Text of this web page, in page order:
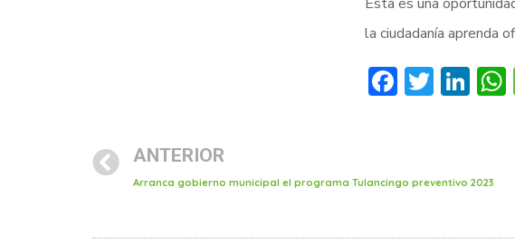
la ciudadanía aprenda
ANTERIOR
Arranca gobierno municipal el programa Tulancingo preventivo 2023